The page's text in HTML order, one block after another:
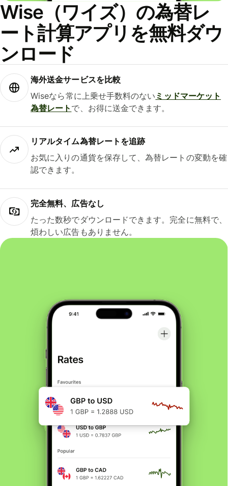
Wise（ワイズ）の為替レ
ート計算アプリを無料ダウ
ンロード
海外送金サービスを比較
Wiseなら常に上乗せ手数料のない ミッドマーケット
為替レート で、お得に送金できます。
リアルタイム為替レートを追跡
お気に入りの通貨を保存して、為替レートの変動を確
認できます。
完全無料、広告なし
たった数秒でダウンロードできます。完全に無料で、
煩わしい広告もありません。